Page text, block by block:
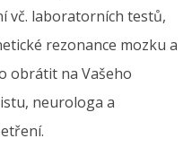
vč. laboratorních testů,
rezonance mozku a
obrátit na Vašeho
neurologa a